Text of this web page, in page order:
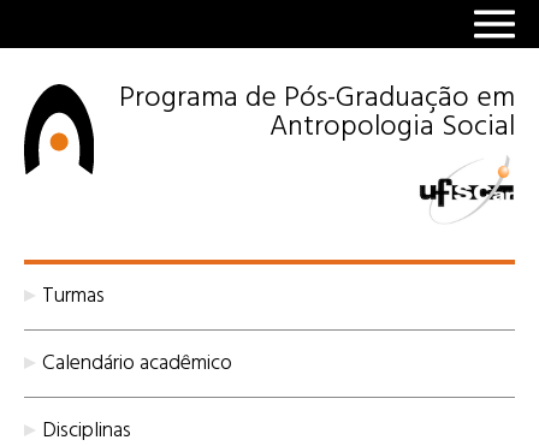
Programa de Pós-Graduação em
Antropologia Social
Turmas
Calendário acadêmico
Disciplinas